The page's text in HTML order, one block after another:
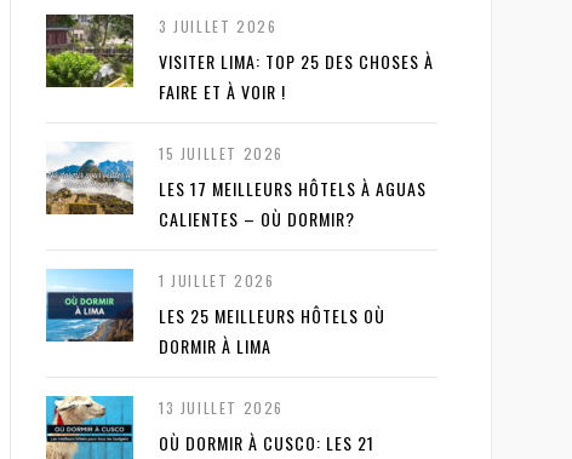
3 JUILLET 2026
VISITER LIMA: TOP 25 DES CHOSES À
FAIRE ET À VOIR !
15 JUILLET 2026
LES 17 MEILLEURS HÔTELS À AGUAS
CALIENTES – OÙ DORMIR?
1 JUILLET 2026
LES 25 MEILLEURS HÔTELS OÙ
DORMIR À LIMA
13 JUILLET 2026
OÙ DORMIR À CUSCO: LES 21